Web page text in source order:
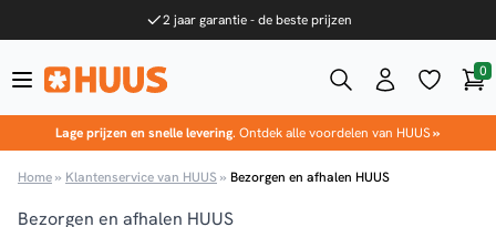
2 jaar garantie - de beste prijzen
0
Lage prijzen en snelle levering. Ontdek alle voordelen van HUUS»
Home» Klantenservice van HUUS» Bezorgen en afhalen HUUS
Bezorgen en afhalen HUUS